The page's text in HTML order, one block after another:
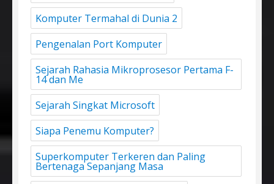
Komputer Termahal di Dunia 2
Pengenalan Port Komputer
Sejarah Rahasia Mikroprosesor Pertama F-
14 dan Me
Sejarah Singkat Microsoft
Siapa Penemu Komputer?
Superkomputer Terkeren dan Paling
Bertenaga Sepanjang Masa